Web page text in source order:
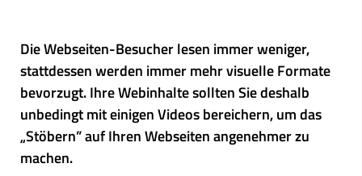
Die Webseiten-Besucher lesen immer weniger,
stattdessen werden immer mehr visuelle Formate
bevorzugt. Ihre Webinhalte sollten Sie deshalb
unbedingt mit einigen Videos bereichern, um das
„Stöbern” auf Ihren Webseiten angenehmer zu
machen.